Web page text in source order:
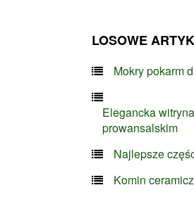
LOSOWE
Mokry pokarm
Elegancka
prowansalskim
Najlepsze
Komin